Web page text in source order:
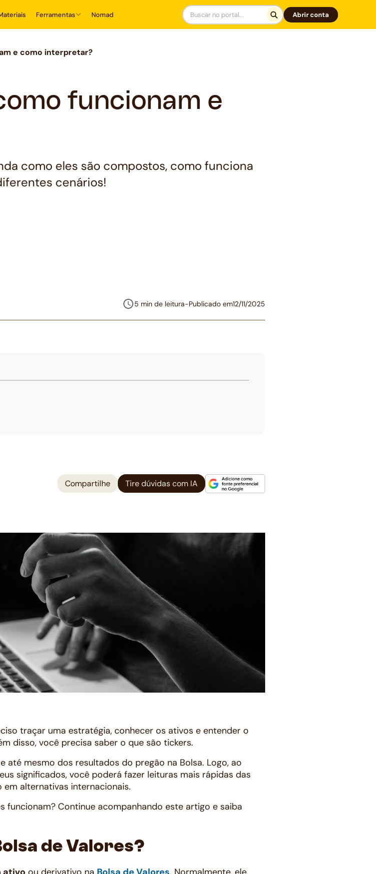
Ferramentas Nomad Abrir conta
e como interpretar?
funcionam e
como eles são compostos, como funciona
cenários!
5 min de leitura-Publicado em12/11/2025
Compartilhe Tire dúvidas com IA
traçar uma estratégia, conhecer os ativos e entender o
disso, você precisa saber o que são tickers.
até mesmo dos resultados do pregão na Bolsa. Logo, ao
significados, você poderá fazer leituras mais rápidas das
em alternativas internacionais.
funcionam? Continue acompanhando este artigo e saiba
de Valores?